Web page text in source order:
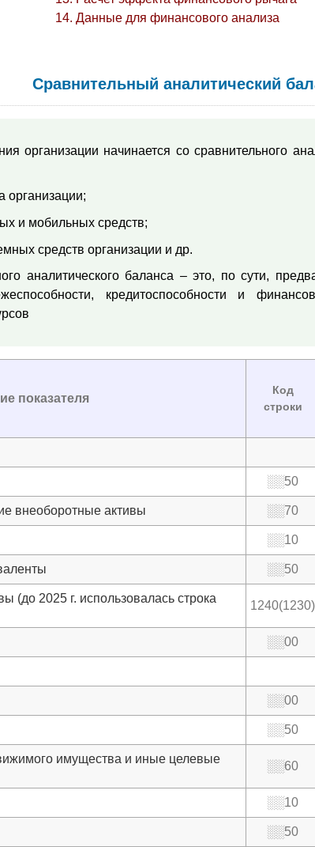
Данные для финансового анализа
Сравнительный аналитический
организации начинается со сравнительного
организации;
и мобильных средств;
средств организации и др.
аналитического баланса – это, по сути,
кредитоспособности и
показателя
Код
строки
░░50
внеоборотные активы ░░70
░░10
░░50
(до 2025 г. использовалась строка
1240(1230)
░░00
░░00
░░50
имущества и иные целевые
░░60
░░10
░░50